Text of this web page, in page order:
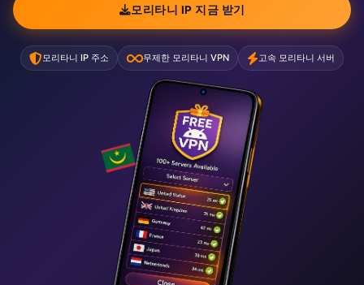
모리타니 IP 지금 받기
모리타니 IP 주소 무제한 모리타니 VPN 고속 모리타니 서버